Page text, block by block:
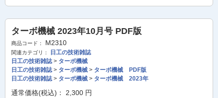
ターボ機械 2023年10月号 PDF版
商品コード： M2310
関連カテゴリ：
日工の技術雑誌
日工の技術雑誌> ターボ機械
日工の技術雑誌> ターボ機械 > ターボ機械 PDF版
日工の技術雑誌> ターボ機械 > ターボ機械 2023年
通常価格(税込)： 2,300 円